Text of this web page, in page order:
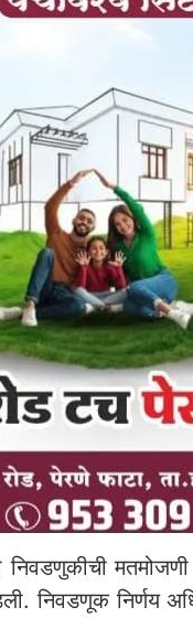
निवडणुकीची
निवडणूक निर्णय